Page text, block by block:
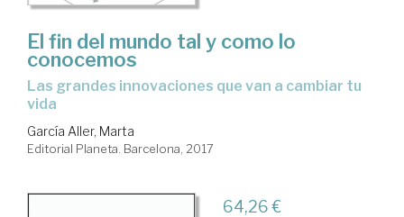
El fin del mundo tal y como lo
conocemos
las grandes innovaciones que van a cambiar tu
vida
García Aller, Marta
Editorial Planeta. Barcelona, 2017
64,26 €